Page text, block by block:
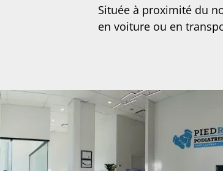
Située à proximité du
en voiture ou en